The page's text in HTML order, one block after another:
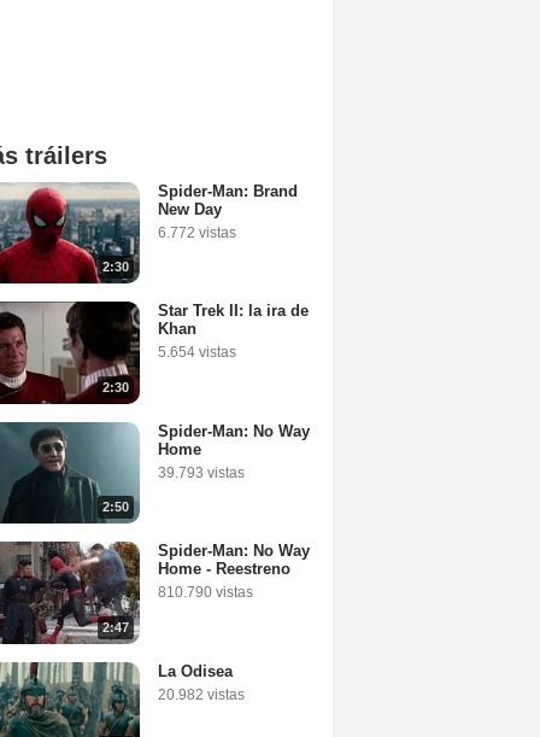
tráilers
2:30
Spider-Man: Brand
New Day
6.772 vistas
2:30
Star Trek II: la ira de
Khan
5.654 vistas
2:50
Spider-Man: No Way
Home
39.793 vistas
2:47
Spider-Man: No Way
Home - Reestreno
810.790 vistas
La Odisea
20.982 vistas